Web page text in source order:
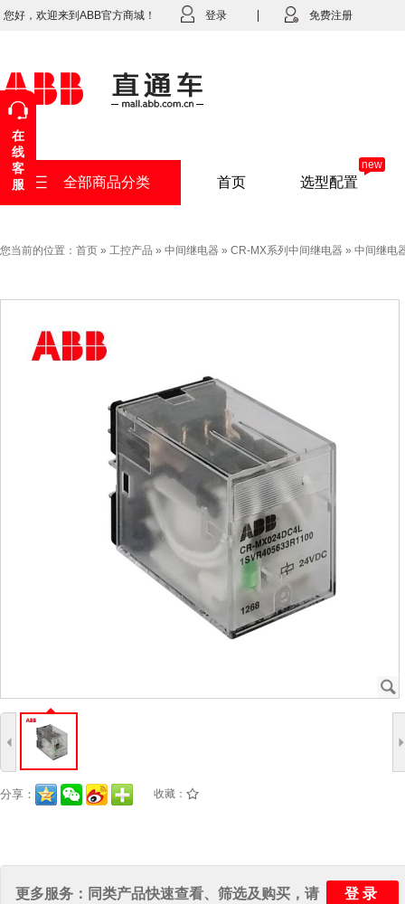
您好，欢迎来到ABB官方商城！ 登录 免费注册
全部商品分类 首页 选型配置
new
您当前的位置： 首页 » 工控产品 » 中间继电器 » CR-MX系列中间继电器 » 中间继电
J
4
分享： 收藏： /
更多服务：同类产品快速查看、筛选及购买，请 登录
在
线
客
服